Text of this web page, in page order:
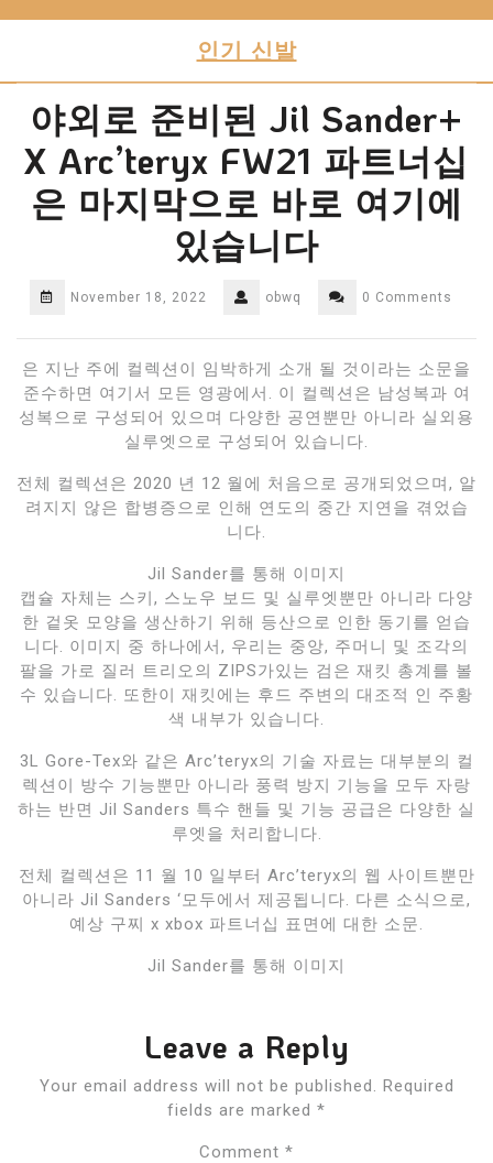
인기 신발
야외로 준비된 Jil Sander+
X Arc’teryx FW21 파트너십
은 마지막으로 바로 여기에
있습니다
November 18, 2022 obwq 0 Comments
은 지난 주에 컬렉션이 임박하게 소개 될 것이라는 소문을
준수하면 여기서 모든 영광에서. 이 컬렉션은 남성복과 여
성복으로 구성되어 있으며 다양한 공연뿐만 아니라 실외용
실루엣으로 구성되어 있습니다.
전체 컬렉션은 2020 년 12 월에 처음으로 공개되었으며, 알
려지지 않은 합병증으로 인해 연도의 중간 지연을 겪었습
니다.
Jil Sander를 통해 이미지
캡슐 자체는 스키, 스노우 보드 및 실루엣뿐만 아니라 다양
한 겉옷 모양을 생산하기 위해 등산으로 인한 동기를 얻습
니다. 이미지 중 하나에서, 우리는 중앙, 주머니 및 조각의
팔을 가로 질러 트리오의 ZIPS가있는 검은 재킷 총계를 볼
수 있습니다. 또한이 재킷에는 후드 주변의 대조적 인 주황
색 내부가 있습니다.
3L Gore-Tex와 같은 Arc’teryx의 기술 자료는 대부분의 컬
렉션이 방수 기능뿐만 아니라 풍력 방지 기능을 모두 자랑
하는 반면 Jil Sanders 특수 핸들 및 기능 공급은 다양한 실
루엣을 처리합니다.
전체 컬렉션은 11 월 10 일부터 Arc’teryx의 웹 사이트뿐만
아니라 Jil Sanders ‘모두에서 제공됩니다. 다른 소식으로,
예상 구찌 x xbox 파트너십 표면에 대한 소문.
Jil Sander를 통해 이미지
Leave a Reply
Your email address will not be published.
Required
fields are marked *
Comment *